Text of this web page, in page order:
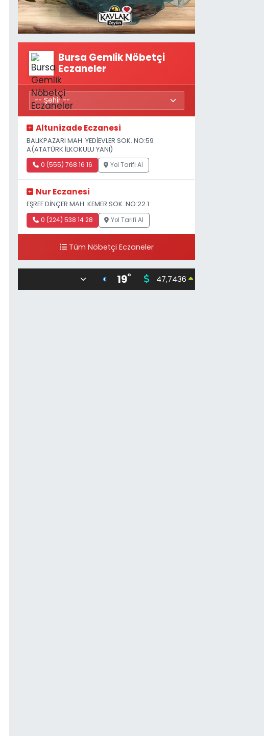
Bursa Gemlik Nöbetçi
Eczaneler
Altunizade Eczanesi
BALIKPAZARI MAH. YEDİEVLER SOK. NO:59
A(ATATÜRK İLKOKULU YANI)
0 (555) 768 16 16 Yol Tarifi Al
Nur Eczanesi
EŞREF DİNÇER MAH. KEMER SOK. NO:22 1
0 (224) 538 14 28 Yol Tarifi Al
Tüm Nöbetçi Eczaneler
19° 47,7436